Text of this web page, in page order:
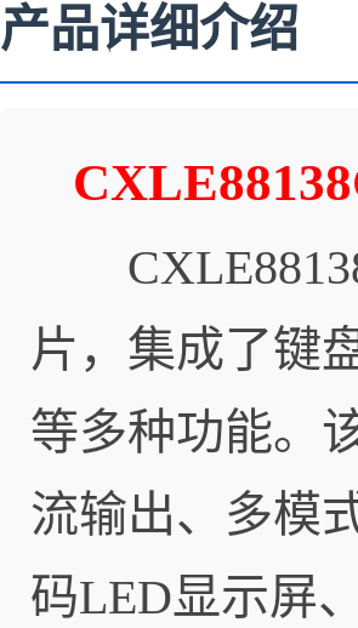
产品详细介绍
片，集成了键
等多种功能。
流输出、多模
码LED显示屏